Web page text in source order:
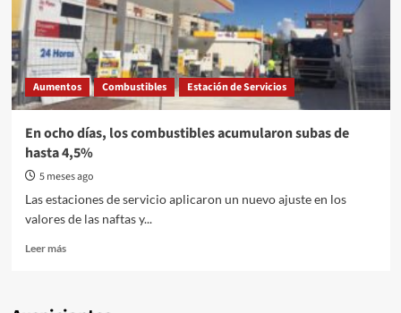
Aumentos Combustibles Estación de Servicios
En ocho días, los combustibles acumularon subas de
hasta 4,5%
5 meses ago
Las estaciones de servicio aplicaron un nuevo ajuste en los
valores de las naftas y...
Leer másRead